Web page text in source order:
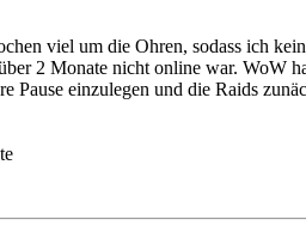
viel um die Ohren, sodass ich
2 Monate nicht online war. WoW
Pause einzulegen und die Raids